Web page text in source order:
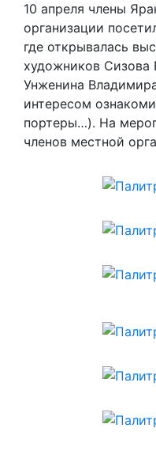
10 апреля члены
организации
где открывалась
художников Сизова
Унженина
интересом
портеры…). На
членов местной